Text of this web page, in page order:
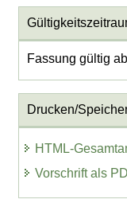
Fassung gültig
Drucken/
HTML-
Vorschrift als